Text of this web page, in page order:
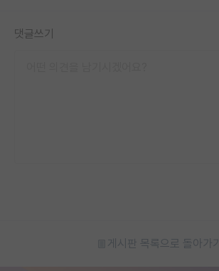
댓글쓰기
게시판 목록으로 돌아가기